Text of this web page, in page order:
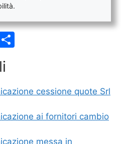
di
di
cessione quote Srl
ai fornitori cambio
messa in